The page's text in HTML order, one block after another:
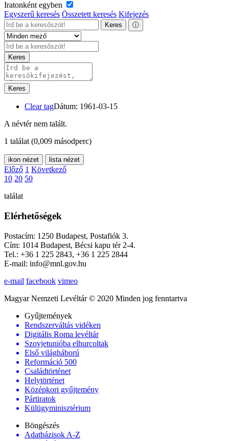
Iratonként egyben
Egyszerű keresés Összetett keresés Kifejezés
Keres ⓘ
Keres
Keres
Clear tagDátum: 1961-03-15
A névtér nem talált.
1 találat (0,009 másodperc)
ikon nézet lista nézet
Előző 1 Következő
10 20 50
találat
Elérhetőségek
Postacím: 1250 Budapest, Postafiók 3.
Cím: 1014 Budapest, Bécsi kapu tér 2-4.
Tel.: +36 1 225 2843, +36 1 225 2844
E-mail: info@mnl.gov.hu
e-mail facebook vimeo
Magyar Nemzeti Levéltár © 2020 Minden jog fenntartva
Gyűjtemények
Rendszerváltás vidéken
Digitális Roma levéltár
Szovjetunióba elhurcoltak
Első világháború
Reformáció 500
Családtörténet
Helytörténet
Középkori gyűjtemény
Pártiratok
Külügyminisztérium
Böngészés
Adatbázisok A-Z